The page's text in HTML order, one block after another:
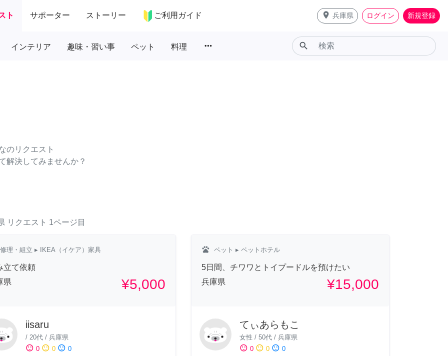
ト サポーター ストーリー ご利用ガイド place 兵庫県 ログイン 新規登録
インテリア 趣味・習い事 ペット 料理 more_horiz search
のリクエスト
解決してみませんか？
リクエスト 1ページ目
修理・組立 ▸ IKEA（イケア）家具
立て依頼
県
¥5,000
iisaru
/ 20代 / 兵庫県
sentiment_satisfied 0 sentiment_neutral 0 sentiment_dissatisfied 0
pets ペット ▸ ペットホテル
5日間、チワワとトイプードルを預けたい
兵庫県
¥15,000
てぃあらもこ
女性 / 50代/ 兵庫県
sentiment_satisfied 0 sentiment_neutral 0 sentiment_dissatisfied 0